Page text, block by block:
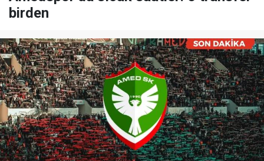
birden